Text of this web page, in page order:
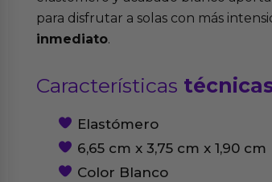
para disfrutar a solas con más
inmediato.
Características
Elastómero
6,65 cm x 3,75 cm x 1,90 cm
Color Blanco